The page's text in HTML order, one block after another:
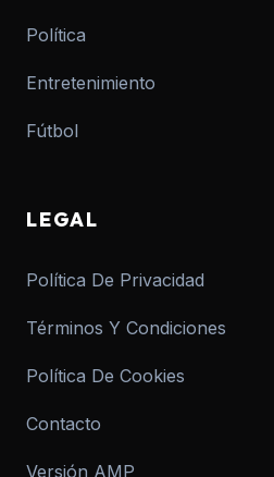
Política
Entretenimiento
Fútbol
LEGAL
Política De Privacidad
Términos Y Condiciones
Política De Cookies
Contacto
Versión AMP